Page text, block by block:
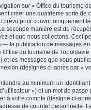
sur « Office du tourisme
créer une quatrième sorte de
prévu pour couvrir uniquement
seconde manière est de
et que nous collectons. Ceci
— la publication de messages
Office du tourisme de
et les messages que vous
(désignés ci-après par «
au minimum un
») et un mot de
à votre compte (désigné ci-
de courriel personnelle.